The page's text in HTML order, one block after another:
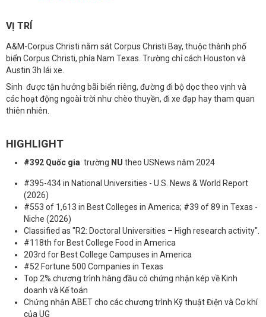
VỊ TRÍ
A&M-Corpus Christi nằm sát Corpus Christi Bay, thuộc thành phố
biển Corpus Christi, phía Nam Texas. Trường chỉ cách Houston và
Austin 3h lái xe.
Sinh được tận hưởng bãi biển riêng, đường đi bộ dọc theo vịnh và
các hoạt động ngoài trời như chèo thuyền, đi xe đạp hay tham quan
thiên nhiên.
HIGHLIGHT
#392 Quốc gia trường NU theo USNews năm 2024
#395-434 in National Universities - U.S. News & World Report
(2026)
#553 of 1,613 in Best Colleges in America; #39 of 89 in Texas -
Niche (2026)
Classified as "R2: Doctoral Universities – High research activity".
#118th for Best College Food in America
203rd for Best College Campuses in America
#52 Fortune 500 Companies in Texas
Top 2% chương trình hàng đầu có chứng nhận kép về Kinh
doanh và Kế toán
Chứng nhận ABET cho các chương trình Kỹ thuật Điện và Cơ khí
của UG